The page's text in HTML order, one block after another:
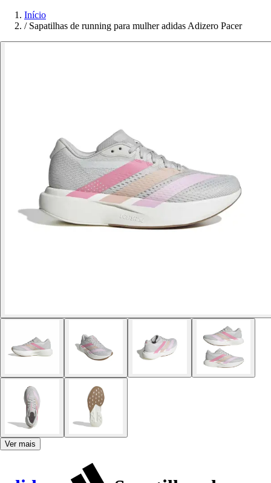
Início
/ Sapatilhas de running para mulher adidas Adizero Pacer
Ver mais